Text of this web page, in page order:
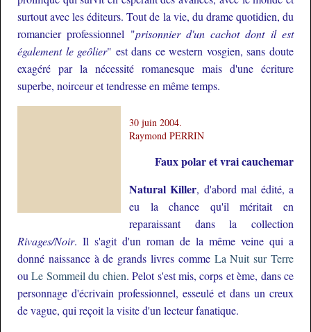
surtout avec les éditeurs. Tout de la vie, du drame quotidien, du
romancier professionnel "prisonnier d'un cachot dont il est
également le geôlier" est dans ce western vosgien, sans doute
exagéré par la nécessité romanesque mais d'une écriture
superbe, noirceur et tendresse en même temps.
30 juin 2004.
Raymond PERRIN
Faux polar et vrai cauchemar
Natural Killer, d'abord mal édité, a
eu la chance qu'il méritait en
reparaissant dans la collection
Rivages/Noir. Il s'agit d'un roman de la même veine qui a
donné naissance à de grands livres comme La Nuit sur Terre
ouLe Sommeil du chien. Pelot s'est mis, corps et ème, dans ce
personnage d'écrivain professionnel, esseulé et dans un creux
de vague, qui reçoit la visite d'un lecteur fanatique.